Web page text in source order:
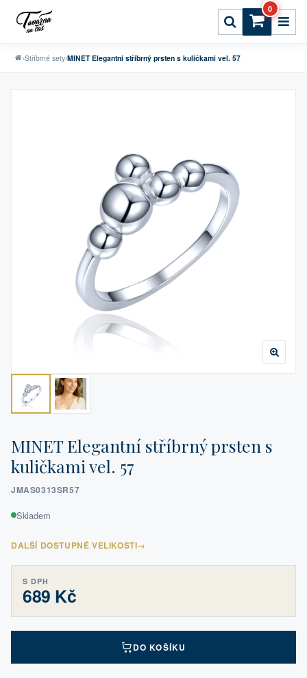
0
›Stříbrné sety›MINET Elegantní stříbrný prsten s kuličkami vel. 57
MINET Elegantní stříbrný prsten s
kuličkami vel. 57
JMAS0313SR57
Skladem
DALŠÍ DOSTUPNÉ VELIKOSTI→
S DPH
689 Kč
DO KOŠÍKU